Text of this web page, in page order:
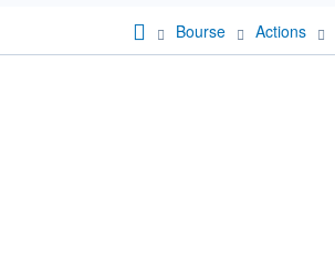
Bourse Actions